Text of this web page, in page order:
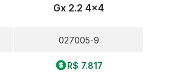
Gx 2.2 4x4
027005-9
R$ 7.817